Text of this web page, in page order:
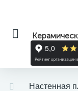
Настенная